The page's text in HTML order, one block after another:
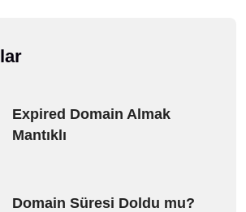
Expired Domain Almak
Mantıklı
Domain Süresi Doldu mu?